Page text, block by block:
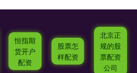
恒指期
货开户
配资
股票怎
样配资
北京正
规的股
票配资
公司